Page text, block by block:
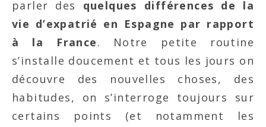
parler des quelques différences de la
vie d’expatrié en Espagne par rapport
à la France. Notre petite routine
s’installe doucement et tous les jours on
découvre des nouvelles choses, des
habitudes, on s’interroge toujours sur
certains points (et notamment les